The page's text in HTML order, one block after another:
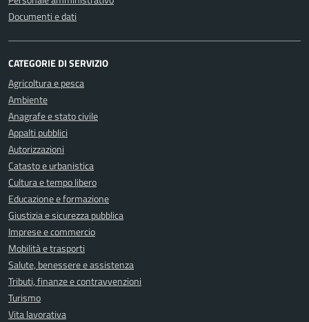
Documenti e dati
CATEGORIE DI SERVIZIO
Agricoltura e pesca
Ambiente
Anagrafe e stato civile
Appalti pubblici
Autorizzazioni
Catasto e urbanistica
Cultura e tempo libero
Educazione e formazione
Giustizia e sicurezza pubblica
Imprese e commercio
Mobilità e trasporti
Salute, benessere e assistenza
Tributi, finanze e contravvenzioni
Turismo
Vita lavorativa